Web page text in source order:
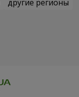
другие регионы